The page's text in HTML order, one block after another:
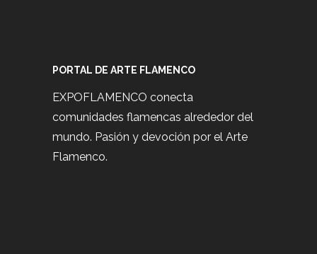
PORTAL DE ARTE FLAMENCO
EXPOFLAMENCO conecta
comunidades flamencas alrededor del
mundo. Pasión y devoción por el Arte
Flamenco.